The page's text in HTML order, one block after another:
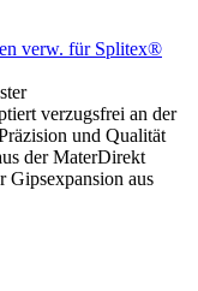
verw. für Splitex®
verzugsfrei an der
und Qualität
der MaterDirekt
Gipsexpansion aus